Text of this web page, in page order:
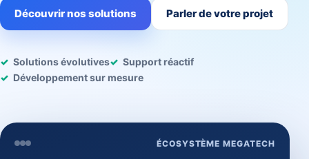
Découvrir nos solutions Parler de votre projet
Solutions évolutives
Support réactif
Développement sur mesure
ÉCOSYSTÈME MEGATECH